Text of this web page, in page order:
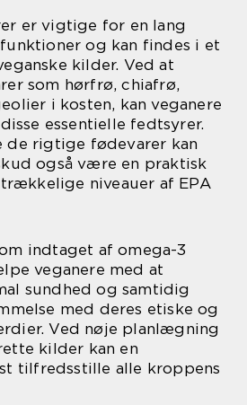
er vigtige for en lang
og kan findes i et
kilder. Ved at
som hørfrø, chiafrø,
i kosten, kan veganere
essentielle fedtsyrer.
de rigtige fødevarer kan
også være en praktisk
niveauer af EPA
indtaget af omega-3
veganere med at
sundhed og samtidig
med deres etiske og
Ved nøje planlægning
kilder kan en
tilfredsstille alle kroppens